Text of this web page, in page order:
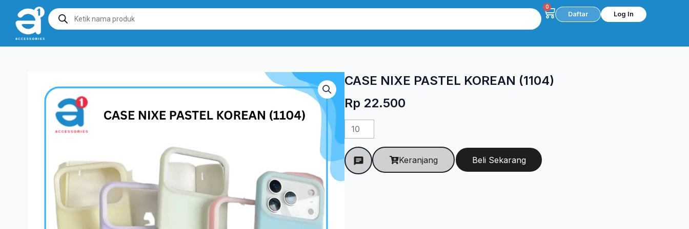
Products
search
0
CartDaftar Log In
CASE NIXE PASTEL KOREAN (1104)
Rp 22.500
Kuantitas
CASE
NIXE
PASTEL
KOREAN
Keranjang Beli Sekarang